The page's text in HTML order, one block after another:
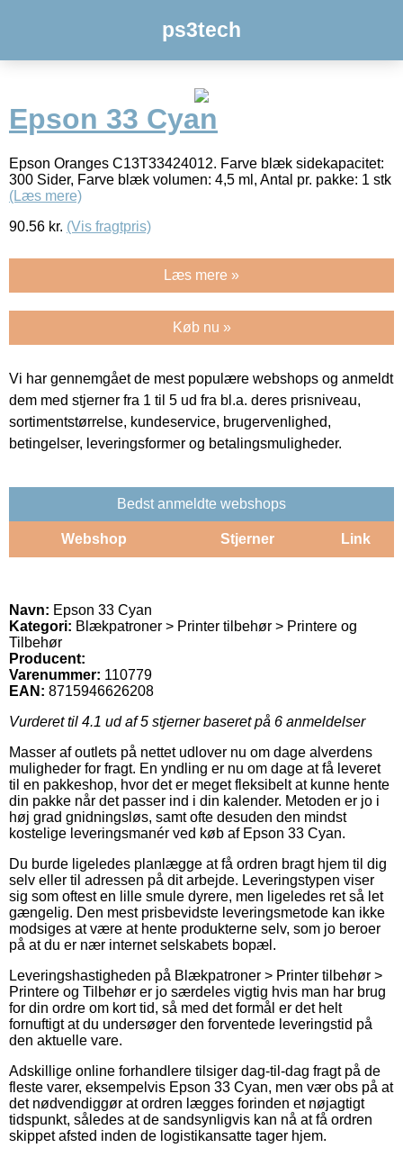
ps3tech
Epson 33 Cyan
Epson Oranges C13T33424012. Farve blæk sidekapacitet:
300 Sider, Farve blæk volumen: 4,5 ml, Antal pr. pakke: 1 stk
(Læs mere)
90.56 kr. (Vis fragtpris)
Læs mere »
Køb nu »
Vi har gennemgået de mest populære webshops og anmeldt
dem med stjerner fra 1 til 5 ud fra bl.a. deres prisniveau,
sortimentstørrelse, kundeservice, brugervenlighed,
betingelser, leveringsformer og betalingsmuligheder.
Bedst anmeldte webshops
Webshop Stjerner Link
Navn: Epson 33 Cyan
Kategori: Blækpatroner > Printer tilbehør > Printere og
Tilbehør
Producent:
Varenummer: 110779
EAN: 8715946626208
Vurderet til 4.1 ud af 5 stjerner baseret på 6 anmeldelser
Masser af outlets på nettet udlover nu om dage alverdens
muligheder for fragt. En yndling er nu om dage at få leveret
til en pakkeshop, hvor det er meget fleksibelt at kunne hente
din pakke når det passer ind i din kalender. Metoden er jo i
høj grad gnidningsløs, samt ofte desuden den mindst
kostelige leveringsmanér ved køb af Epson 33 Cyan.
Du burde ligeledes planlægge at få ordren bragt hjem til dig
selv eller til adressen på dit arbejde. Leveringstypen viser
sig som oftest en lille smule dyrere, men ligeledes ret så let
gængelig. Den mest prisbevidste leveringsmetode kan ikke
modsiges at være at hente produkterne selv, som jo beroer
på at du er nær internet selskabets bopæl.
Leveringshastigheden på Blækpatroner > Printer tilbehør >
Printere og Tilbehør er jo særdeles vigtig hvis man har brug
for din ordre om kort tid, så med det formål er det helt
fornuftigt at du undersøger den forventede leveringstid på
den aktuelle vare.
Adskillige online forhandlere tilsiger dag-til-dag fragt på de
fleste varer, eksempelvis Epson 33 Cyan, men vær obs på at
det nødvendiggør at ordren lægges forinden et nøjagtigt
tidspunkt, således at de sandsynligvis kan nå at få ordren
skippet afsted inden de logistikansatte tager hjem.